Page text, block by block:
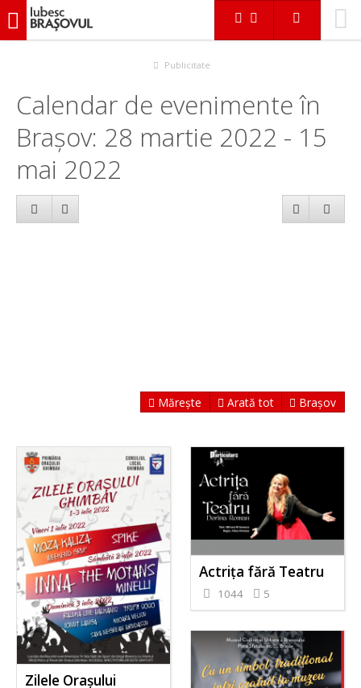
iubescbraşovul.ro
Publicitate
Calendar de evenimente în
Brașov: 28 martie 2022 - 15
mai 2022
Mărește Arată tot Brașov
Zilele Orașului
Actrița fără Teatru
1044 5